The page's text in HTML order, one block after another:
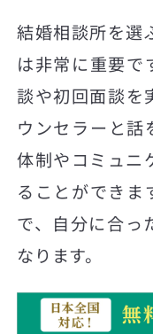
結婚相談所を選
は非常に重要で
談や初回面談を
ウンセラーと話
体制やコミュニ
ることができま
で、自分に合っ
なります。